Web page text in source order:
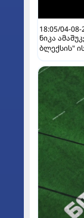
18:05/04-08-
ნიკა
ბლექსის"